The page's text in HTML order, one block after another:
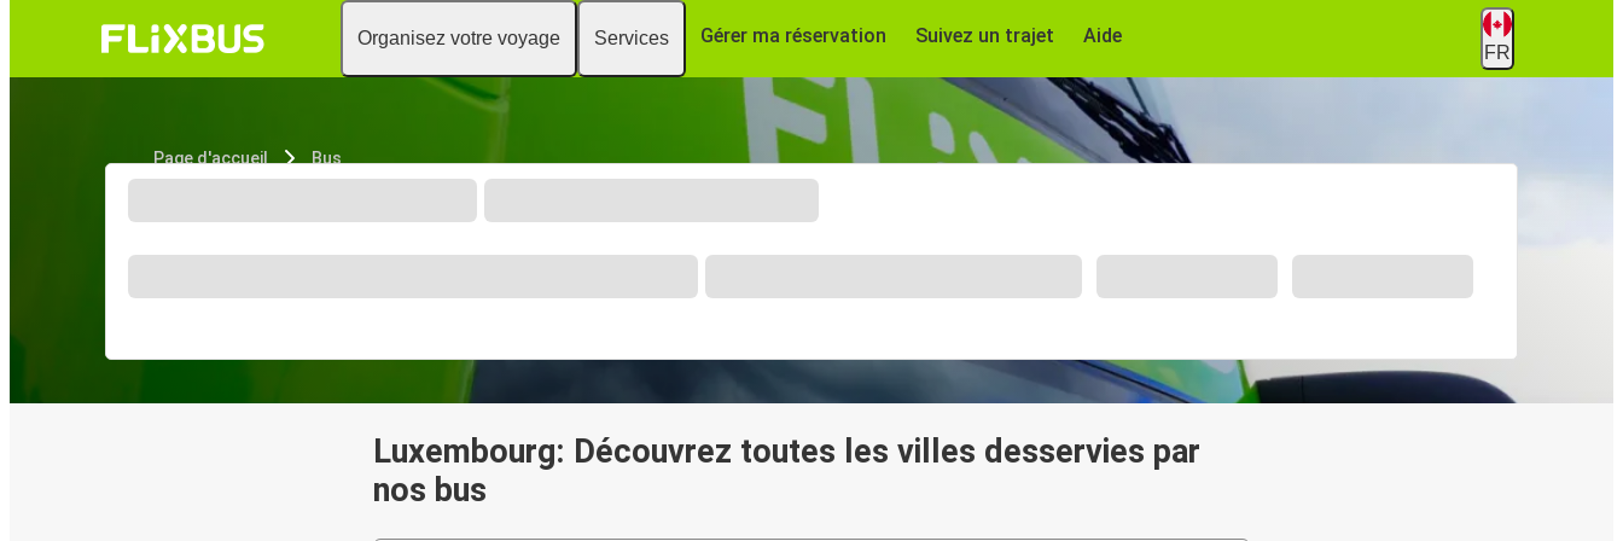
Organisez votre voyage Services Gérer ma réservation Suivez un trajet Aide
FR
Page d'accueil Bus
Luxembourg: Découvrez toutes les villes desservies par
nos bus